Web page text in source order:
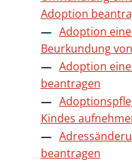
Adoption
Adoption
Beurkundung
Adoption
beantragen
Kindes
beantragen